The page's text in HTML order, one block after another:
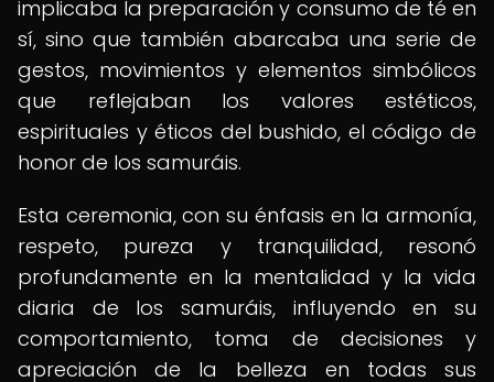
implicaba la preparación y consumo de té en
sí, sino que también abarcaba una serie de
gestos, movimientos y elementos simbólicos
que reflejaban los valores estéticos,
espirituales y éticos del bushido, el código de
honor de los samuráis.
Esta ceremonia, con su énfasis en la armonía,
respeto, pureza y tranquilidad, resonó
profundamente en la mentalidad y la vida
diaria de los samuráis, influyendo en su
comportamiento, toma de decisiones y
apreciación de la belleza en todas sus